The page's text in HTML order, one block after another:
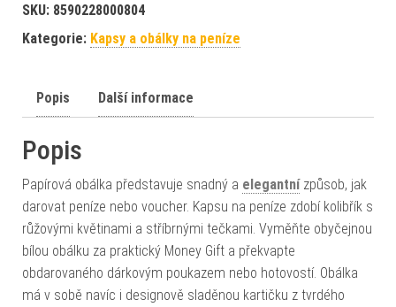
SKU: 8590228000804
Kategorie: Kapsy a obálky na peníze
Popis Další informace
Popis
Papírová obálka představuje snadný a elegantnízpůsob, jak
darovat peníze nebo voucher. Kapsu na peníze zdobí kolibřík s
růžovými květinami a stříbrnými tečkami. Vyměňte obyčejnou
bílou obálku za praktický Money Gift a překvapte
obdarovaného dárkovým poukazem nebo hotovostí. Obálka
má v sobě navíc i designově sladěnou kartičku z tvrdého